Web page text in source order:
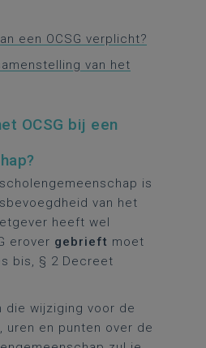
een OCSG verplicht?
van het
OCSG bij een
is
van het
heeft wel
erover gebrieft moet
bis, § 2 Decreet
die wijziging voor de
uren en punten over de